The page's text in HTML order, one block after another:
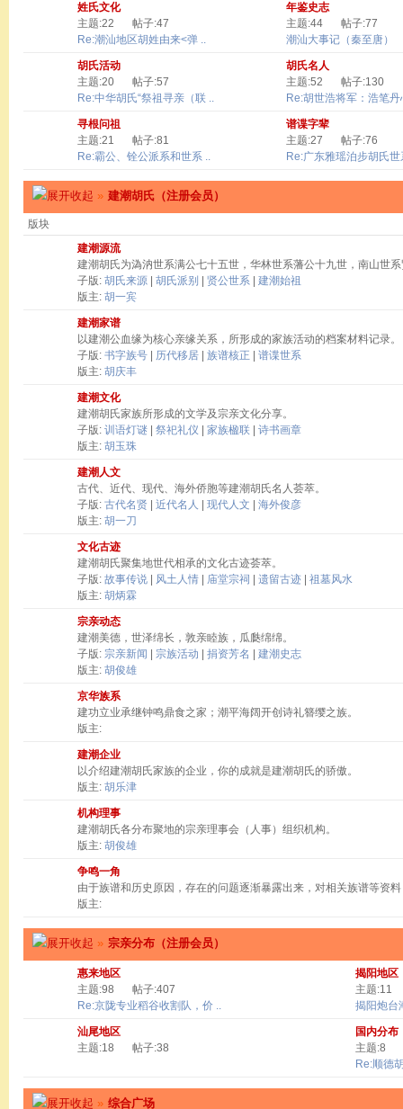
姓氏文化
主题:22
帖子:47
Re:潮汕地区胡姓由来<弹 ..
年鉴史志
主题:44
帖子:77
潮汕大事记（秦至唐）
胡氏活动
主题:20
帖子:57
Re:中华胡氏“祭祖寻亲（联 ..
胡氏名人
主题:52
帖子:130
Re:胡世浩将军：浩笔丹
寻根问祖
主题:21
帖子:81
Re:霸公、铨公派系和世系 ..
谱谍字辈
主题:27
帖子:76
Re:广东雅瑶泊步胡氏世
» 建潮胡氏（注册会员）
版块
建潮源流
建潮胡氏为溈汭世系满公七十五世，华林世系藩公十九世，南山世
子版: 胡氏来源 胡氏派别 贤公世系
建潮始祖
版主: 胡一宾
建潮家谱
以建潮公血缘为核心亲缘关系，所形成的家族活动的档案材料记录。
子版: 书字族号 历代移居 族谱核正
谱谍世系
版主: 胡庆丰
建潮文化
建潮胡氏家族所形成的文学及宗亲文化分享。
子版: 训语灯谜 祭祀礼仪 家族楹联
诗书画章
版主: 胡玉珠
建潮人文
古代、近代、现代、海外侨胞等建潮胡氏名人荟萃。
子版: 古代名贤 近代名人 现代人文
海外俊彦
版主: 胡一刀
文化古迹
建潮胡氏聚集地世代相承的文化古迹荟萃。
子版: 故事传说 风土人情 庙堂宗祠 遗留古迹
祖墓风水
版主: 胡炳霖
宗亲动态
建潮美德，世泽绵长，敦亲睦族，瓜瓞绵绵。
子版: 宗亲新闻 宗族活动 捐资芳名
建潮史志
版主: 胡俊雄
京华族系
建功立业承继钟鸣鼎食之家；潮平海阔开创诗礼簪缨之族。
版主:
建潮企业
以介绍建潮胡氏家族的企业，你的成就是建潮胡氏的骄傲。
版主: 胡乐津
机构理事
建潮胡氏各分布聚地的宗亲理事会（人事）组织机构。
版主: 胡俊雄
争鸣一角
由于族谱和历史原因，存在的问题逐渐暴露出来，对相关族谱等资
版主:
» 宗亲分布（注册会员）
惠来地区
主题:98
帖子:407
Re:京陇专业稻谷收割队，价 ..
揭阳地区
主题:11
揭阳炮台
汕尾地区
主题:18
帖子:38
国内分布
主题:8
Re:顺德
» 综合广场